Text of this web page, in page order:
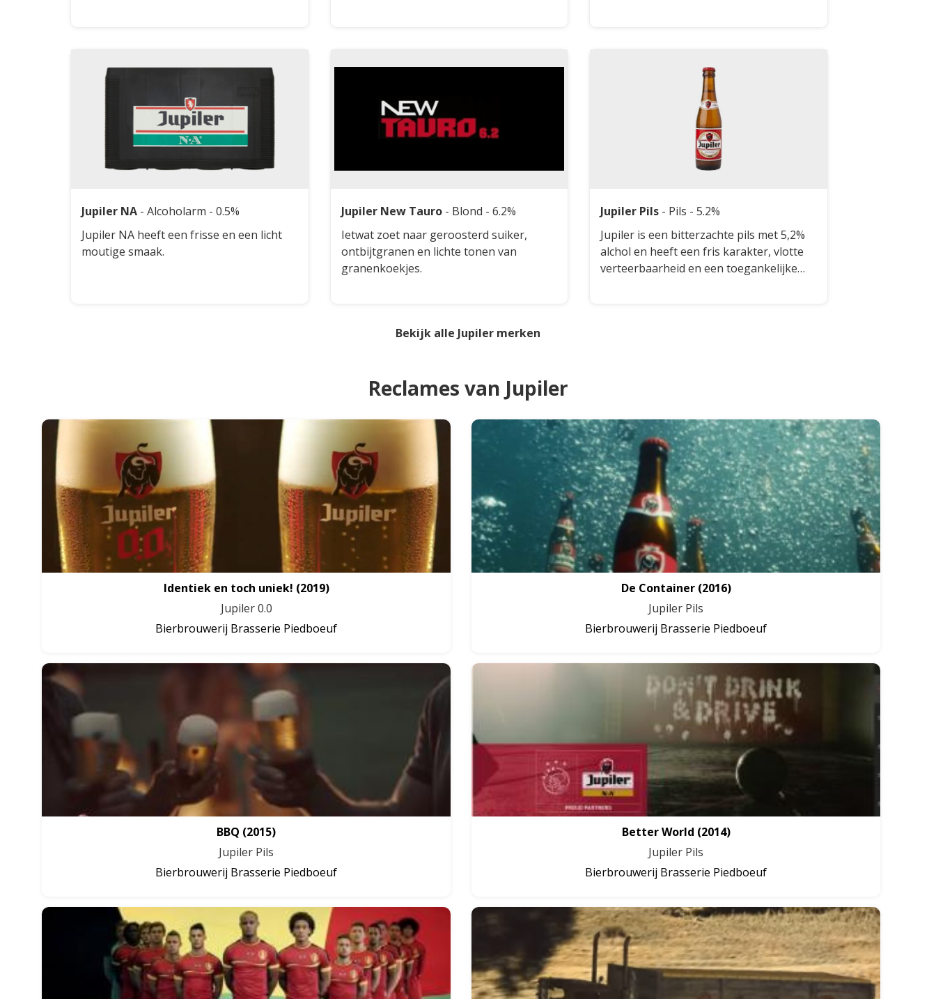
Jupiler NA - Alcoholarm - 0.5%
Jupiler NA heeft een frisse en een licht
moutige smaak.
Jupiler New Tauro - Blond - 6.2%
Ietwat zoet naar geroosterd suiker,
ontbijtgranen en lichte tonen van
granenkoekjes.
Jupiler Pils - Pils - 5.2%
Jupiler is een bitterzachte pils met 5,2%
alchol en heeft een fris karakter, vlotte
verteerbaarheid en een toegankelijke
Bekijk alle Jupiler merken
Reclames van Jupiler
Identiek en toch uniek! (2019)
Jupiler 0.0
Bierbrouwerij Brasserie Piedboeuf
De Container (2016)
Jupiler Pils
Bierbrouwerij Brasserie Piedboeuf
BBQ (2015)
Jupiler Pils
Bierbrouwerij Brasserie Piedboeuf
Better World (2014)
Jupiler Pils
Bierbrouwerij Brasserie Piedboeuf